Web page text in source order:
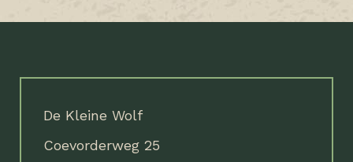
De Kleine Wolf
Coevorderweg 25